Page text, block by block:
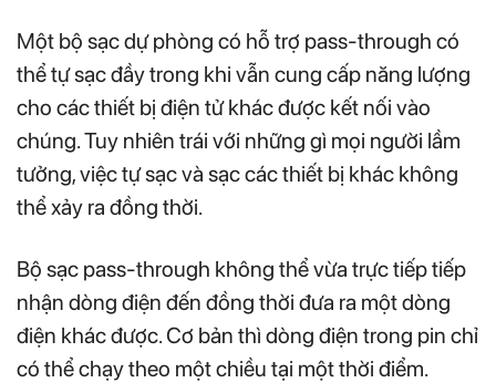
Một bộ sạc dự phòng có hỗ trợ pass-through có
thể tự sạc đầy trong khi vẫn cung cấp năng lượng
cho các thiết bị điện tử khác được kết nối vào
chúng. Tuy nhiên trái với những gì mọi người lầm
tưởng, việc tự sạc và sạc các thiết bị khác không
thể xảy ra đồng thời.
Bộ sạc pass-through không thể vừa trực tiếp tiếp
nhận dòng điện đến đồng thời đưa ra một dòng
điện khác được. Cơ bản thì dòng điện trong pin chỉ
có thể chạy theo một chiều tại một thời điểm.